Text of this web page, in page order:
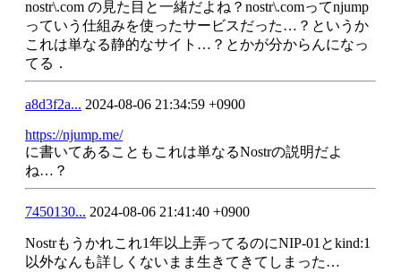
nostr\.com の見た目と一緒だよね？nostr\.comってnjump
っていう仕組みを使ったサービスだった…？というか
これは単なる静的なサイト…？とかが分からんになっ
てる．
a8d3f2a... 2024-08-06 21:34:59 +0900
https://njump.me/
に書いてあることもこれは単なるNostrの説明だよ
ね…？
7450130... 2024-08-06 21:41:40 +0900
Nostrもうかれこれ1年以上弄ってるのにNIP-01とkind:1
以外なんも詳しくないまま生きてきてしまった…